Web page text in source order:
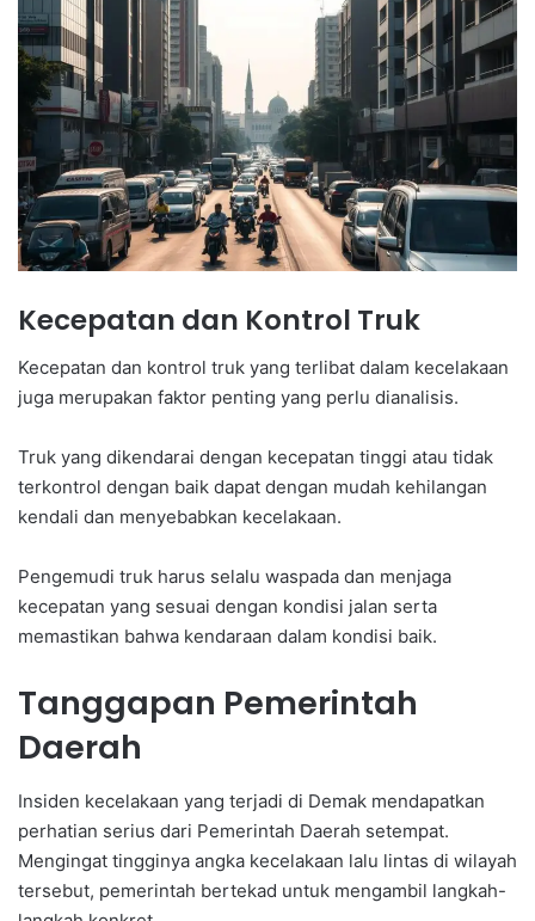
Kecepatan dan Kontrol Truk
Kecepatan dan kontrol truk yang terlibat dalam kecelakaan
juga merupakan faktor penting yang perlu dianalisis.
Truk yang dikendarai dengan kecepatan tinggi atau tidak
terkontrol dengan baik dapat dengan mudah kehilangan
kendali dan menyebabkan kecelakaan.
Pengemudi truk harus selalu waspada dan menjaga
kecepatan yang sesuai dengan kondisi jalan serta
memastikan bahwa kendaraan dalam kondisi baik.
Tanggapan Pemerintah
Daerah
Insiden kecelakaan yang terjadi di Demak mendapatkan
perhatian serius dari Pemerintah Daerah setempat.
Mengingat tingginya angka kecelakaan lalu lintas di wilayah
tersebut, pemerintah bertekad untuk mengambil langkah-